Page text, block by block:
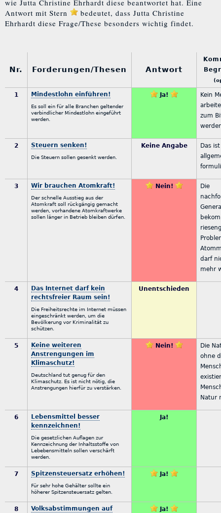
wie Jutta Christine Ehrhardt diese beantwortet hat. Eine
Antwort mit Stern
bedeutet, dass Jutta Christine
Ehrhardt diese Frage/These besonders wichtig findet.
Nr. Forderungen/Thesen Antwort
1 Mindestlohn einführen!
Es soll ein für alle Branchen geltender
verbindlicher Mindestlohn eingeführt
werden.
Ja!
Kein
zum
2 Steuern senken!
Die Steuern sollen gesenkt werden.
Keine Angabe
Das
3 Wir brauchen Atomkraft!
Der schnelle Ausstieg aus der
Atomkraft soll rückgängig gemacht
werden, vorhandene Atomkraftwerke
sollen länger in Betrieb bleiben dürfen.
Nein!
Die
darf
mehr
4
Das Internet darf kein
rechtsfreier Raum sein!
Die Freiheitsrechte im Internet müssen
eingeschränkt werden, um die
Bevölkerung vor Kriminalität zu
schützen.
Unentschieden
5
Keine weiteren
Anstrengungen im
Klimaschutz!
Deutschland tut genug für den
Klimaschutz. Es ist nicht nötig, die
Anstrengungen hierfür zu verstärken.
Nein!
Die
ohne
Natur
6
Lebensmittel besser
kennzeichnen!
Die gesetzlichen Auflagen zur
Kennzeichnung der Inhaltsstoffe von
Lebebensmitteln sollen verschärft
werden.
Ja!
7 Spitzensteuersatz erhöhen!
Für sehr hohe Gehälter sollte ein
höherer Spitzensteuersatz gelten.
Ja!
8
Volksabstimmungen auf
Ja!